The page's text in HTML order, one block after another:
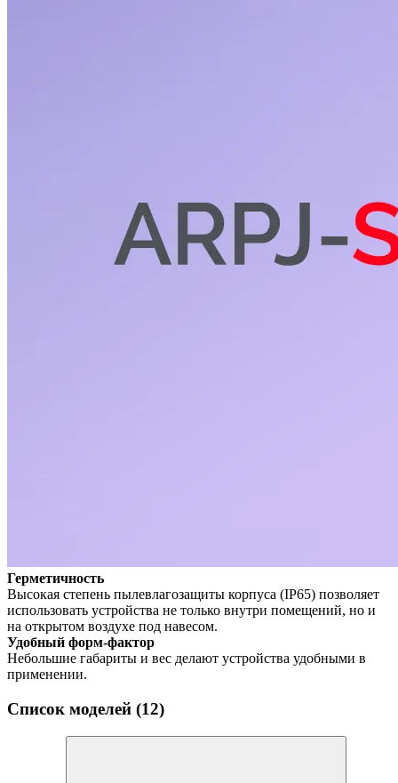
Герметичность
Высокая степень пылевлагозащиты корпуса (IP65) позволяет
использовать устройства не только внутри помещений, но и
на открытом воздухе под навесом.
Удобный форм-фактор
Небольшие габариты и вес делают устройства удобными в
применении.
Список моделей (12)